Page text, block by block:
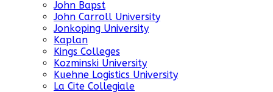
John Bapst
John Carroll University
Jonkoping University
Kaplan
Kings Colleges
Kozminski University
Kuehne Logistics University
La Cite Collegiale